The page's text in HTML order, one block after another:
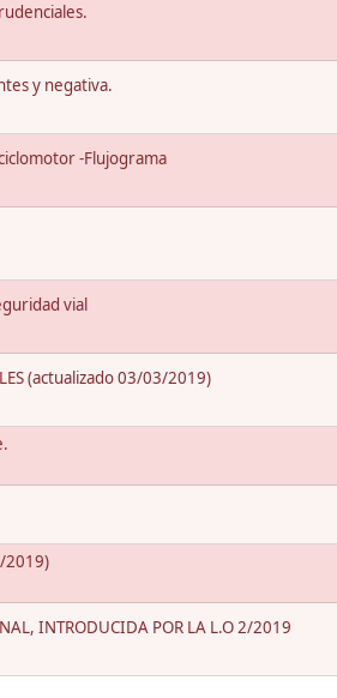
y negativa.
-Flujograma
vial
(actualizado 03/03/2019)
2019)
INTRODUCIDA POR LA L.O 2/2019